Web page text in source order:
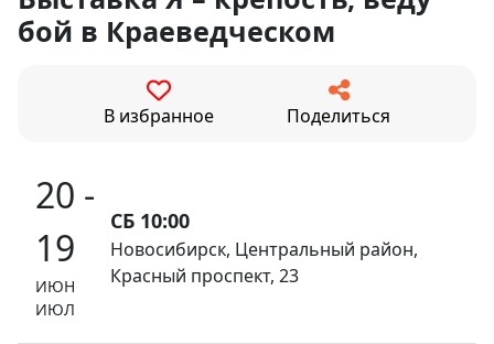
бой в Краеведческом
В избранное Поделиться
20 -
19
ИЮН
ИЮЛ
СБ 10:00
Новосибирск, Центральный район,
Красный проспект, 23